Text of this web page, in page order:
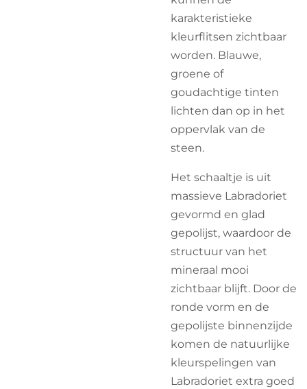
karakteristieke
kleurflitsen zichtbaar
worden. Blauwe,
groene of
goudachtige tinten
lichten dan op in het
oppervlak van de
steen.
Het schaaltje is uit
massieve Labradoriet
gevormd en glad
gepolijst, waardoor de
structuur van het
mineraal mooi
zichtbaar blijft. Door de
ronde vorm en de
gepolijste binnenzijde
komen de natuurlijke
kleurspelingen van
Labradoriet extra goed